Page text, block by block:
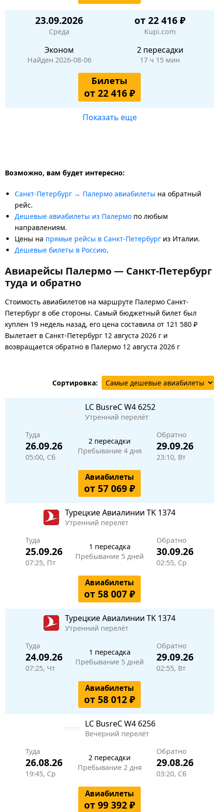
23.09.2026
Среда
от 22 416 ₽
Kupi.com
Эконом
Найден 2026-08-06
2 пересадки
17 ч 15 мин
Билеты
от 22 416 ₽
Показать еще
Возможно, вам будет интересно:
Санкт-Петербург → Палермо авиабилеты на обратный
рейс.
Дешевые авиабилеты из Палермо по любым
направлениям.
Цены на прямые рейсы в Санкт-Петербург из Италии.
Дешевые билеты в Россию.
Авиарейсы Палермо — Санкт-Петербург
туда и обратно
Стоимость авиабилетов на маршруте Палермо Санкт-
Петербург в обе стороны. Самый бюджетный билет был
куплен 19 недель назад, его цена составила от 121 580 ₽
Вылетает в Санкт-Петербург 12 августа 2026 г и
возвращается обратно в Палермо 12 августа 2026 г
Сортировка:
LC BusreCW4 6252
Утренний перелёт
Туда
26.09.26
05:00, Сб
2 пересадки
Пребывание 4 дня
Обратно
29.09.26
23:10, Вт
Авиабилеты
от 57 069 ₽
Турецкие Авиалинии TK 1374
Утренний перелёт
Туда
25.09.26
07:25, Пт
1 пересадка
Пребывание 5 дней
Обратно
30.09.26
02:55, Ср
Авиабилеты
от 58 007 ₽
Турецкие Авиалинии TK 1374
Утренний перелёт
Туда
24.09.26
07:25, Чт
1 пересадка
Пребывание 5 дней
Обратно
29.09.26
02:55, Вт
Авиабилеты
от 58 012 ₽
LC BusreCW4 6256
Вечерний перелёт
Туда
26.08.26
19:45, Ср
2 пересадки
Пребывание 2 дня
Обратно
29.08.26
03:20, Сб
Авиабилеты
от 99 392 ₽